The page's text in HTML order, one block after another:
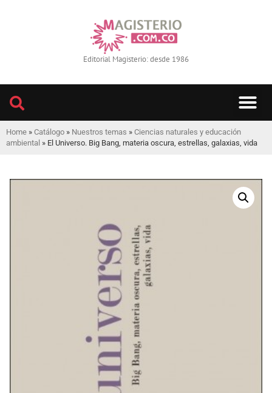
Editorial Magisterio: desde 1986
Home » Catálogo » Nuestros temas » Ciencias naturales y educación
ambiental » El Universo. Big Bang, materia oscura, estrellas, galaxias, vida